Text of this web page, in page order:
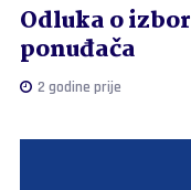
Odluka o
ponuđača
2 godine prije